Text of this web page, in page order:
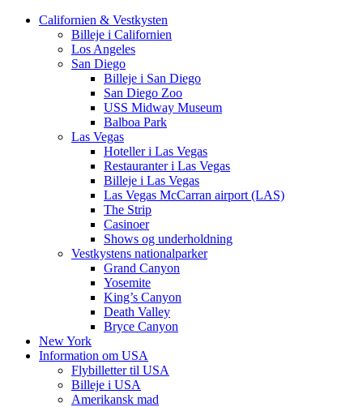
Californien & Vestkysten
Billeje i Californien
Los Angeles
San Diego
Billeje i San Diego
San Diego Zoo
USS Midway Museum
Balboa Park
Las Vegas
Hoteller i Las Vegas
Restauranter i Las Vegas
Billeje i Las Vegas
Las Vegas McCarran airport (LAS)
The Strip
Casinoer
Shows og underholdning
Vestkystens nationalparker
Grand Canyon
Yosemite
King’s Canyon
Death Valley
Bryce Canyon
New York
Information om USA
Flybilletter til USA
Billeje i USA
Amerikansk mad